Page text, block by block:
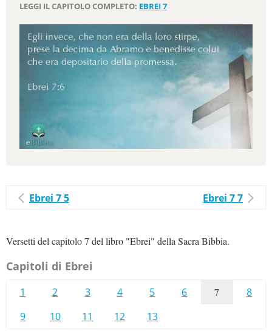
LEGGI IL CAPITOLO COMPLETO: EBREI 7
Ebrei 7 5 Ebrei 7 7
Versetti del capitolo 7 del libro "Ebrei" della Sacra Bibbia.
Capitoli di Ebrei
1 2 3 4 5 6 7
8
9
10 11 12 13